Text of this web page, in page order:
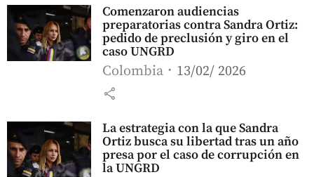
Comenzaron audiencias
preparatorias contra Sandra Ortiz:
pedido de preclusión y giro en el
caso UNGRD
Colombia 13/02/ 2026
share
La estrategia con la que Sandra
Ortiz busca su libertad tras un año
presa por el caso de corrupción en
la UNGRD